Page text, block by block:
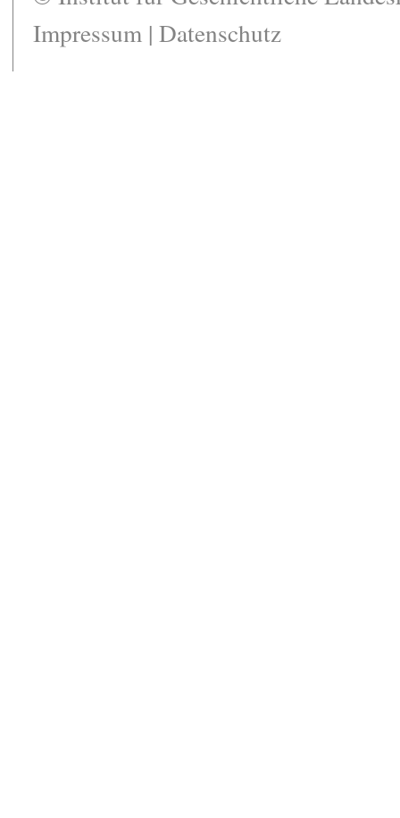
Impressum |Datenschutz